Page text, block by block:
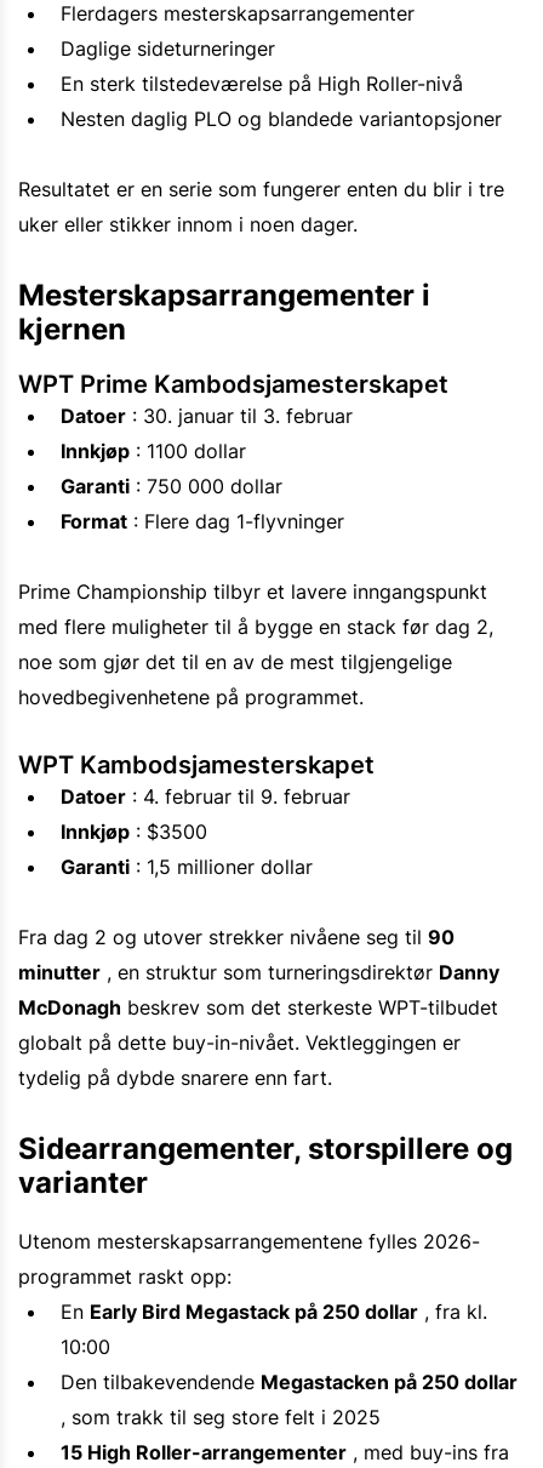
Flerdagers mesterskapsarrangementer
Daglige sideturneringer
En sterk tilstedeværelse på High Roller-nivå
Nesten daglig PLO og blandede variantopsjoner
Resultatet er en serie som fungerer enten du blir i tre
uker eller stikker innom i noen dager.
Mesterskapsarrangementer i
kjernen
WPT Prime Kambodsjamesterskapet
Datoer : 30. januar til 3. februar
Innkjøp : 1100 dollar
Garanti : 750 000 dollar
Format : Flere dag 1-flyvninger
Prime Championship tilbyr et lavere inngangspunkt
med flere muligheter til å bygge en stack før dag 2,
noe som gjør det til en av de mest tilgjengelige
hovedbegivenhetene på programmet.
WPT Kambodsjamesterskapet
Datoer : 4. februar til 9. februar
Innkjøp : $3500
Garanti : 1,5 millioner dollar
Fra dag 2 og utover strekker nivåene seg til 90
minutter , en struktur som turneringsdirektør Danny
McDonagh beskrev som det sterkeste WPT-tilbudet
globalt på dette buy-in-nivået. Vektleggingen er
tydelig på dybde snarere enn fart.
Sidearrangementer, storspillere og
varianter
Utenom mesterskapsarrangementene fylles 2026-
programmet raskt opp:
En Early Bird Megastack på 250 dollar , fra kl.
10:00
Den tilbakevendende Megastacken på 250 dollar
, som trakk til seg store felt i 2025
15 High Roller-arrangementer , med buy-ins fra